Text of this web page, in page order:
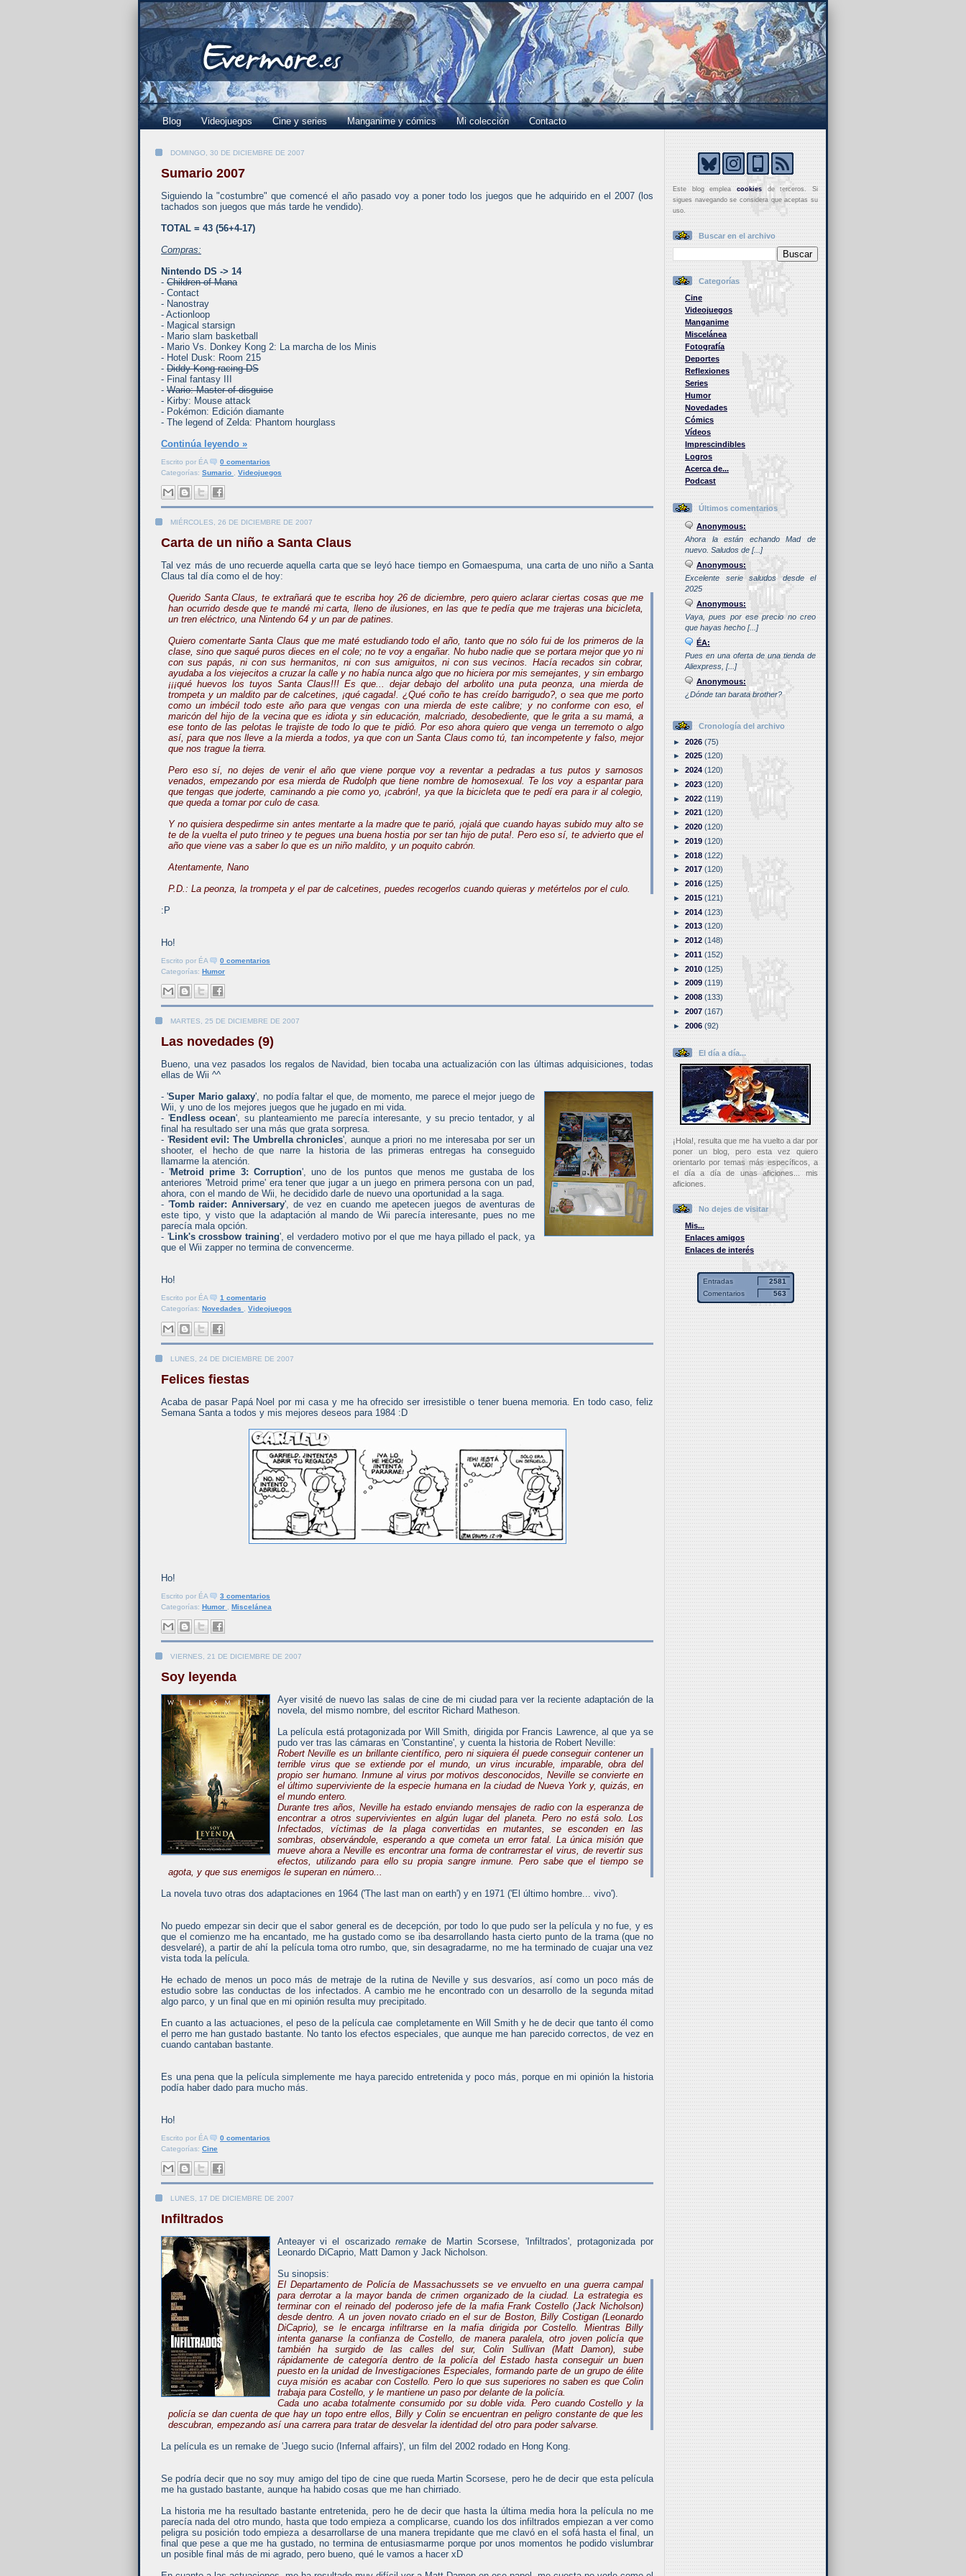
Blog Videojuegos Cine y series Manganime y cómics Mi colección Contacto
DOMINGO, 30 DE DICIEMBRE DE 2007
Sumario 2007
Siguiendo la "costumbre" que comencé el año pasado voy a poner todo los juegos que he adquirido en el 2007 (los
tachados son juegos que más tarde he vendido).
TOTAL = 43 (56+4-17)
Compras:
Nintendo DS -> 14
- Children of Mana
- Contact
- Nanostray
- Actionloop
- Magical starsign
- Mario slam basketball
- Mario Vs. Donkey Kong 2: La marcha de los Minis
- Hotel Dusk: Room 215
- Diddy Kong racing DS
- Final fantasy III
- Wario: Master of disguise
- Kirby: Mouse attack
- Pokémon: Edición diamante
- The legend of Zelda: Phantom hourglass
Continúa leyendo »
Escrito por ÉA
0 comentarios
Categorías: Sumario Videojuegos
MIÉRCOLES, 26 DE DICIEMBRE DE 2007
Carta de un niño a Santa Claus
Tal vez más de uno recuerde aquella carta que se leyó hace tiempo en Gomaespuma, una carta de uno niño a Santa
Claus tal día como el de hoy:
Querido Santa Claus, te extrañará que te escriba hoy 26 de diciembre, pero quiero aclarar ciertas cosas que me
han ocurrido desde que te mandé mi carta, lleno de ilusiones, en las que te pedía que me trajeras una bicicleta,
un tren eléctrico, una Nintendo 64 y un par de patines.
Quiero comentarte Santa Claus que me maté estudiando todo el año, tanto que no sólo fui de los primeros de la
clase, sino que saqué puros dieces en el cole; no te voy a engañar. No hubo nadie que se portara mejor que yo ni
con sus papás, ni con sus hermanitos, ni con sus amiguitos, ni con sus vecinos. Hacía recados sin cobrar,
ayudaba a los viejecitos a cruzar la calle y no había nunca algo que no hiciera por mis semejantes, y sin embargo
¡¡¡qué huevos los tuyos Santa Claus!!! Es que... dejar debajo del arbolito una puta peonza, una mierda de
trompeta y un maldito par de calcetines, ¡qué cagada!. ¿Qué coño te has creído barrigudo?, o sea que me porto
como un imbécil todo este año para que vengas con una mierda de este calibre; y no conforme con eso, el
maricón del hijo de la vecina que es idiota y sin educación, malcriado, desobediente, que le grita a su mamá, a
ese tonto de las pelotas le trajiste de todo lo que te pidió. Por eso ahora quiero que venga un terremoto o algo
así, para que nos lleve a la mierda a todos, ya que con un Santa Claus como tú, tan incompetente y falso, mejor
que nos trague la tierra.
Pero eso sí, no dejes de venir el año que viene porque voy a reventar a pedradas a tus putos y sarnosos
venados, empezando por esa mierda de Rudolph que tiene nombre de homosexual. Te los voy a espantar para
que tengas que joderte, caminando a pie como yo, ¡cabrón!, ya que la bicicleta que te pedí era para ir al colegio,
que queda a tomar por culo de casa.
Y no quisiera despedirme sin antes mentarte a la madre que te parió, ¡ojalá que cuando hayas subido muy alto se
te de la vuelta el puto trineo y te pegues una buena hostia por ser tan hijo de puta!. Pero eso sí, te advierto que el
año que viene vas a saber lo que es un niño maldito, y un poquito cabrón.
Atentamente, Nano
P.D.: La peonza, la trompeta y el par de calcetines, puedes recogerlos cuando quieras y metértelos por el culo.
:P
Ho!
Escrito por ÉA
0 comentarios
Categorías: Humor
MARTES, 25 DE DICIEMBRE DE 2007
Las novedades (9)
Bueno, una vez pasados los regalos de Navidad, bien tocaba una actualización con las últimas adquisiciones, todas
ellas de Wii ^^
- 'Super Mario galaxy', no podía faltar el que, de momento, me parece el mejor juego de
Wii, y uno de los mejores juegos que he jugado en mi vida.
- 'Endless ocean', su planteamiento me parecía interesante, y su precio tentador, y al
final ha resultado ser una más que grata sorpresa.
- 'Resident evil: The Umbrella chronicles', aunque a priori no me interesaba por ser un
shooter, el hecho de que narre la historia de las primeras entregas ha conseguido
llamarme la atención.
- 'Metroid prime 3: Corruption', uno de los puntos que menos me gustaba de los
anteriores 'Metroid prime' era tener que jugar a un juego en primera persona con un pad,
ahora, con el mando de Wii, he decidido darle de nuevo una oportunidad a la saga.
- 'Tomb raider: Anniversary', de vez en cuando me apetecen juegos de aventuras de
este tipo, y visto que la adaptación al mando de Wii parecía interesante, pues no me
parecía mala opción.
- 'Link's crossbow training', el verdadero motivo por el que me haya pillado el pack, ya
que el Wii zapper no termina de convencerme.
Ho!
Escrito por ÉA
1 comentario
Categorías: Novedades , Videojuegos
LUNES, 24 DE DICIEMBRE DE 2007
Felices fiestas
Acaba de pasar Papá Noel por mi casa y me ha ofrecido ser irresistible o tener buena memoria. En todo caso, feliz
Semana Santa a todos y mis mejores deseos para 1984 :D
Ho!
Escrito por ÉA
3 comentarios
Categorías: Humor Miscelánea
VIERNES, 21 DE DICIEMBRE DE 2007
Soy leyenda
Ayer visité de nuevo las salas de cine de mi ciudad para ver la reciente adaptación de la
novela, del mismo nombre, del escritor Richard Matheson.
La película está protagonizada por Will Smith, dirigida por Francis Lawrence, al que ya se
pudo ver tras las cámaras en 'Constantine', y cuenta la historia de Robert Neville:
Robert Neville es un brillante científico, pero ni siquiera él puede conseguir contener un
terrible virus que se extiende por el mundo, un virus incurable, imparable, obra del
propio ser humano. Inmune al virus por motivos desconocidos, Neville se convierte en
el último superviviente de la especie humana en la ciudad de Nueva York y, quizás, en
el mundo entero.
Durante tres años, Neville ha estado enviando mensajes de radio con la esperanza de
encontrar a otros supervivientes en algún lugar del planeta. Pero no está solo. Los
Infectados, víctimas de la plaga convertidas en mutantes, se esconden en las
sombras, observándole, esperando a que cometa un error fatal. La única misión que
mueve ahora a Neville es encontrar una forma de contrarrestar el virus, de revertir sus
efectos, utilizando para ello su propia sangre inmune. Pero sabe que el tiempo se
agota, y que sus enemigos le superan en número...
La novela tuvo otras dos adaptaciones en 1964 ('The last man on earth') y en 1971 ('El último hombre... vivo').
No puedo empezar sin decir que el sabor general es de decepción, por todo lo que pudo ser la película y no fue, y es
que el comienzo me ha encantado, me ha gustado como se iba desarrollando hasta cierto punto de la trama (que no
desvelaré), a partir de ahí la película toma otro rumbo, que, sin desagradarme, no me ha terminado de cuajar una vez
vista toda la película.
He echado de menos un poco más de metraje de la rutina de Neville y sus desvaríos, así como un poco más de
estudio sobre las conductas de los infectados. A cambio me he encontrado con un desarrollo de la segunda mitad
algo parco, y un final que en mi opinión resulta muy precipitado.
En cuanto a las actuaciones, el peso de la película cae completamente en Will Smith y he de decir que tanto él como
el perro me han gustado bastante. No tanto los efectos especiales, que aunque me han parecido correctos, de vez en
cuando cantaban bastante.
Es una pena que la película simplemente me haya parecido entretenida y poco más, porque en mi opinión la historia
podía haber dado para mucho más.
Ho!
Escrito por ÉA
0 comentarios
Categorías: Cine
LUNES, 17 DE DICIEMBRE DE 2007
Infiltrados
Anteayer vi el oscarizado remakede Martin Scorsese, 'Infiltrados', protagonizada por
Leonardo DiCaprio, Matt Damon y Jack Nicholson.
Su sinopsis:
El Departamento de Policía de Massachussets se ve envuelto en una guerra campal
para derrotar a la mayor banda de crimen organizado de la ciudad. La estrategia es
terminar con el reinado del poderoso jefe de la mafia Frank Costello (Jack Nicholson)
desde dentro. A un joven novato criado en el sur de Boston, Billy Costigan (Leonardo
DiCaprio), se le encarga infiltrarse en la mafia dirigida por Costello. Mientras Billy
intenta ganarse la confianza de Costello, de manera paralela, otro joven policía que
también ha surgido de las calles del sur, Colin Sullivan (Matt Damon), sube
rápidamente de categoría dentro de la policía del Estado hasta conseguir un buen
puesto en la unidad de Investigaciones Especiales, formando parte de un grupo de élite
cuya misión es acabar con Costello. Pero lo que sus superiores no saben es que Colin
trabaja para Costello, y le mantiene un paso por delante de la policía.
Cada uno acaba totalmente consumido por su doble vida. Pero cuando Costello y la
policía se dan cuenta de que hay un topo entre ellos, Billy y Colin se encuentran en peligro constante de que les
descubran, empezando así una carrera para tratar de desvelar la identidad del otro para poder salvarse.
La película es un remake de 'Juego sucio (Infernal affairs)', un film del 2002 rodado en Hong Kong.
Se podría decir que no soy muy amigo del tipo de cine que rueda Martin Scorsese, pero he de decir que esta película
me ha gustado bastante, aunque ha habido cosas que me han chirriado.
La historia me ha resultado bastante entretenida, pero he de decir que hasta la última media hora la película no me
parecía nada del otro mundo, hasta que todo empieza a complicarse, cuando los dos infiltrados empiezan a ver como
peligra su posición todo empieza a desarrollarse de una manera trepidante que me clavó en el sofá hasta el final, un
final que pese a que me ha gustado, no termina de entusiasmarme porque por unos momentos he podido vislumbrar
un posible final más de mi agrado, pero bueno, qué le vamos a hacer xD
Este blog empleacookies de terceros. Si
sigues navegando se considera que aceptas su
uso.
Buscar en el archivo
Categorías
Cine
Videojuegos
Manganime
Miscelánea
Fotografía
Deportes
Reflexiones
Series
Humor
Novedades
Cómics
Vídeos
Imprescindibles
Logros
Acerca de...
Podcast
Últimos comentarios
Anonymous:
Ahora la están echando Mad de
nuevo. Saludos de [...]
Anonymous:
Excelente serie saludos desde el
2025
Anonymous:
Vaya, pues por ese precio no creo
que hayas hecho [...]
ÉA:
Pues en una oferta de una tienda de
Aliexpress, [...]
Anonymous:
¿Dónde tan barata brother?
Cronología del archivo
►2026(75)
►2025(120)
►2024(120)
►2023(120)
►2022(119)
►2021(120)
►2020(120)
►2019(120)
►2018(122)
►2017(120)
►2016(125)
►2015(121)
►2014(123)
►2013(120)
►2012(148)
►2011(152)
►2010(125)
►2009(119)
►2008(133)
►2007(167)
►2006(92)
El día a día...
¡Hola!, resulta que me ha vuelto a dar por
poner un blog, pero esta vez quiero
orientarlo por temas más específicos, a
el día a día de unas aficiones... mis
aficiones.
No dejes de visitar
Mis...
Enlaces amigos
Enlaces de interés
Entradas
2581
Comentarios
563